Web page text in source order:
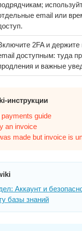
email или
2FA и
доступным: туда
и важные
инструкции
payments guide
an invoice
made but invoice is
Аккаунт и
базы знаний